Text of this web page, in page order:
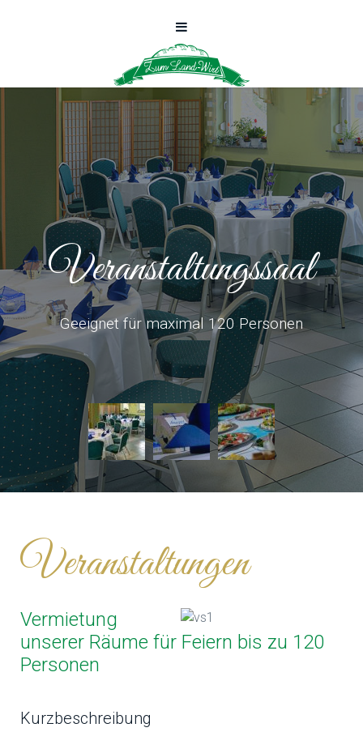
Veranstaltungssaal
Geeignet für maximal 120 Personen
Veranstaltungen
Vermietung
unserer Räume für Feiern bis zu 120
Personen
Kurzbeschreibung